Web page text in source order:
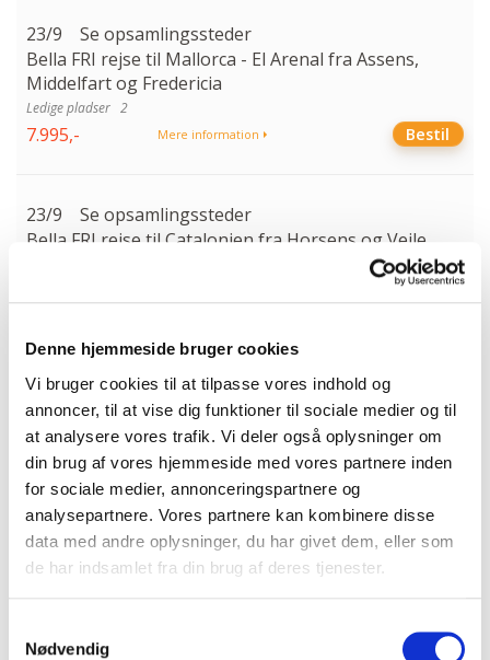
Denne hjemmeside bruger cookies
Vi bruger cookies til at tilpasse vores indhold og
annoncer, til at vise dig funktioner til sociale medier og til
at analysere vores trafik. Vi deler også oplysninger om
din brug af vores hjemmeside med vores partnere inden
for sociale medier, annonceringspartnere og
analysepartnere. Vores partnere kan kombinere disse
data med andre oplysninger, du har givet dem, eller som
de har indsamlet fra din brug af deres tjenester.
Nødvendig
23/9
Se opsamlingssteder
Bella FRI rejse til Mallorca - El Arenal fra Assens,
Middelfart og Fredericia
2
7.995,- Bestil
Mere information
23/9
Se opsamlingssteder
Bella FRI rejse til Catalonien fra Horsens og Vejle
Bestil
Efterårstur til Catalonien fra Horsens og Vejle
Mere end 8
9.995,- Bestil
Mere information
23/9
Se opsamlingssteder
Bella FRI rejse til Andalusien fra Skive, Holstebro og
Herning
Bestil